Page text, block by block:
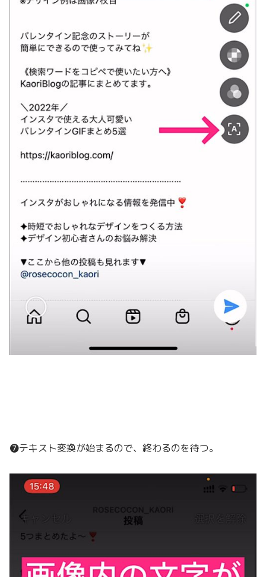
❼テキスト変換が始まるので、終わるのを待つ。